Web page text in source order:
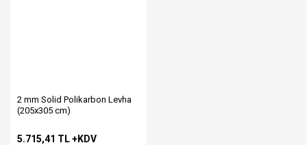
2 mm Solid Polikarbon Levha
(205x305 cm)
5.715,41 TL +KDV